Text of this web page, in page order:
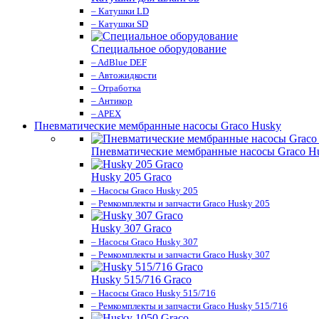
– Катушки LD
– Катушки SD
Специальное оборудование
– AdBlue DEF
– Автожидкости
– Отработка
– Антикор
– APEX
Пневматические мембранные насосы Graco Husky
Пневматические мембранные насосы Graco
Husky 205 Graco
– Насосы Graco Husky 205
– Ремкомплекты и запчасти Graco Husky 205
Husky 307 Graco
– Насосы Graco Husky 307
– Ремкомплекты и запчасти Graco Husky 307
Husky 515/716 Graco
– Насосы Graco Husky 515/716
– Ремкомплекты и запчасти Graco Husky 515/716